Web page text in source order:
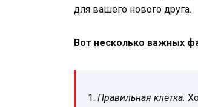
для вашего нового друга.
Вот несколько важных
1. Правильная клетка.